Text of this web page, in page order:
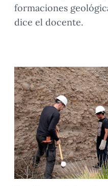
formaciones
dice el docente.